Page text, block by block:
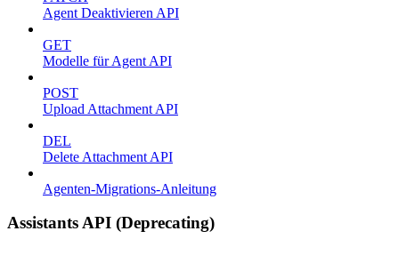
Agent Deaktivieren API
GET
Modelle für Agent API
POST
Upload Attachment API
DEL
Delete Attachment API
Agenten-Migrations-Anleitung
Assistants API (Deprecating)